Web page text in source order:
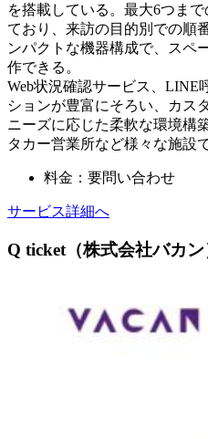
を搭載している。最大6つま
ており、来訪の目的別での順
ンパクトな機器構成で、スペ
作できる。
Web状況確認サービス、LINE
ションが豊富にそろい、カス
ニーズに応じた柔軟な環境構
タカー営業所など様々な施設
料金：要問い合わせ
サービス詳細へ
Q ticket（株式会社バカン